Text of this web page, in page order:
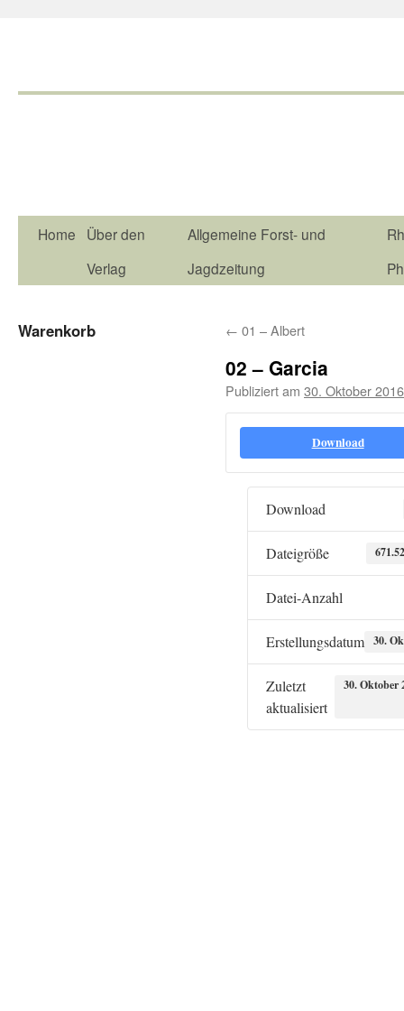
Home
Über den
Verlag
Allgemeine Forst- und
Jagdzeitung
← 01 – Albert
02 – Garcia
Publiziert am 30. Oktober 2016
Download
Download
Dateigröße
Datei-Anzahl
Erstellungsdatum 30.
Zuletzt
aktualisiert
30. Oktober
Warenkorb